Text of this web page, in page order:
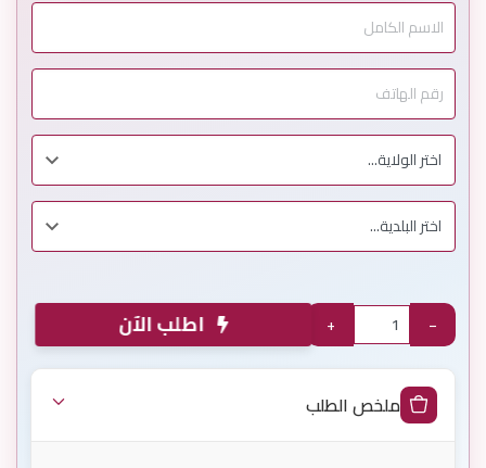
−
+ اطلب الآن
ملخص الطلب